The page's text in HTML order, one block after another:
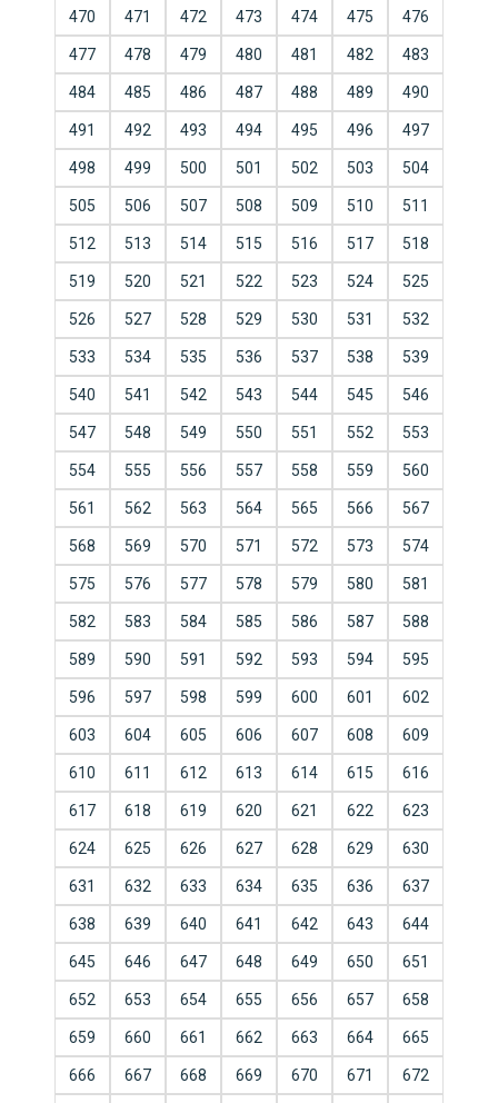
470 471 472 473 474 475 476
477 478 479 480 481 482 483
484 485 486 487 488 489 490
491 492 493 494 495 496 497
498 499 500 501 502 503 504
505 506 507 508 509 510 511
512 513 514 515 516 517 518
519 520 521 522 523 524 525
526 527 528 529 530 531 532
533 534 535 536 537 538 539
540 541 542 543 544 545 546
547 548 549 550 551 552 553
554 555 556 557 558 559 560
561 562 563 564 565 566 567
568 569 570 571 572 573 574
575 576 577 578 579 580 581
582 583 584 585 586 587 588
589 590 591 592 593 594 595
596 597 598 599 600 601 602
603 604 605 606 607 608 609
610 611 612 613 614 615 616
617 618 619 620 621 622 623
624 625 626 627 628 629 630
631 632 633 634 635 636 637
638 639 640 641 642 643 644
645 646 647 648 649 650 651
652 653 654 655 656 657 658
659 660 661 662 663 664 665
666 667 668 669 670 671 672